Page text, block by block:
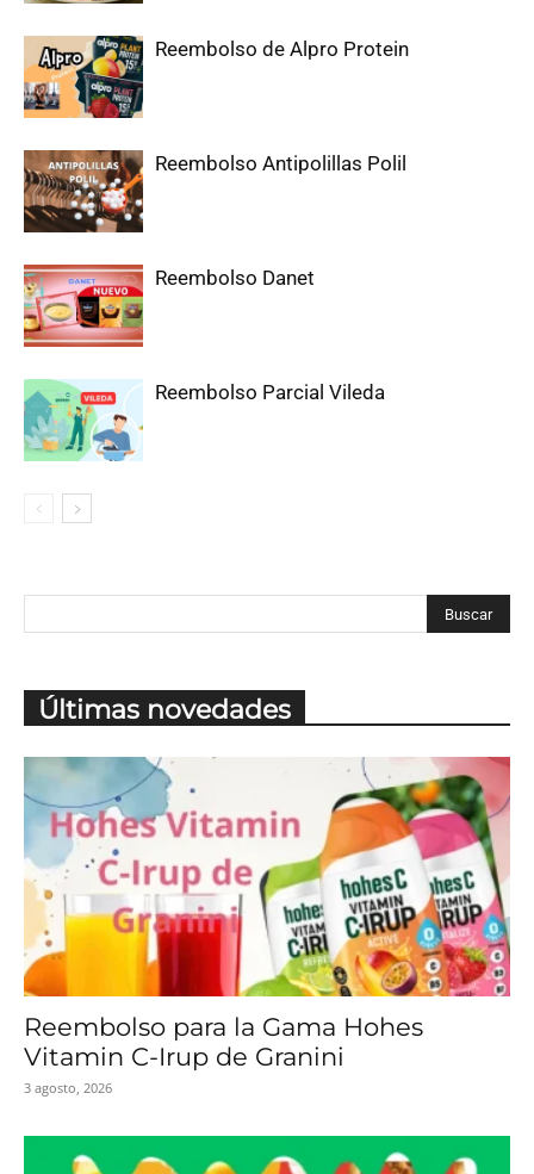
Reembolso de Alpro Protein
Reembolso Antipolillas Polil
Reembolso Danet
Reembolso Parcial Vileda
Últimas novedades
Reembolso para la Gama Hohes
Vitamin C-Irup de Granini
3 agosto, 2026